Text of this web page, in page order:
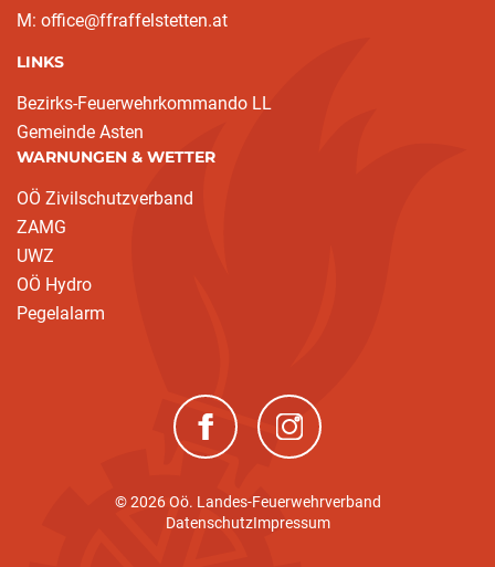
M: office@ffraffelstetten.at
LINKS
Bezirks-Feuerwehrkommando LL
Gemeinde Asten
WARNUNGEN & WETTER
OÖ Zivilschutzverband
ZAMG
UWZ
OÖ Hydro
Pegelalarm
(neues Fenster)(neues Fenster)
© 2026 Oö. Landes-Feuerwehrverband
DatenschutzImpressum